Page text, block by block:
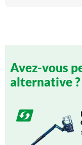
Avez-vous
alternative ?